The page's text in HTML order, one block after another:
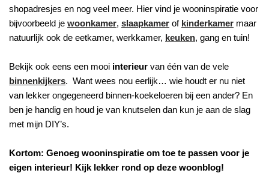
shopadresjes en nog veel meer. Hier vind je wooninspiratie voor
bijvoorbeeld je woonkamer, slaapkamer of kinderkamer maar
natuurlijk ook de eetkamer, werkkamer, keuken, gang en tuin!
Bekijk ook eens een mooi interieur van één van de vele
binnenkijkers. Want wees nou eerlijk… wie houdt er nu niet
van lekker ongegeneerd binnen-koekeloeren bij een ander? En
ben je handig en houd je van knutselen dan kun je aan de slag
met mijn DIY’s.
Kortom: Genoeg wooninspiratie om toe te passen voor je
eigen interieur! Kijk lekker rond op deze woonblog!